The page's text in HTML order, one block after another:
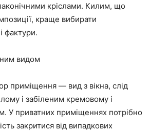
кріслами. Килим, що
краще вибирати
фактури.
видом
приміщення — вид з вікна, слід
і забіленим кремовому і
У приватних приміщеннях потрібно
закритися від випадкових